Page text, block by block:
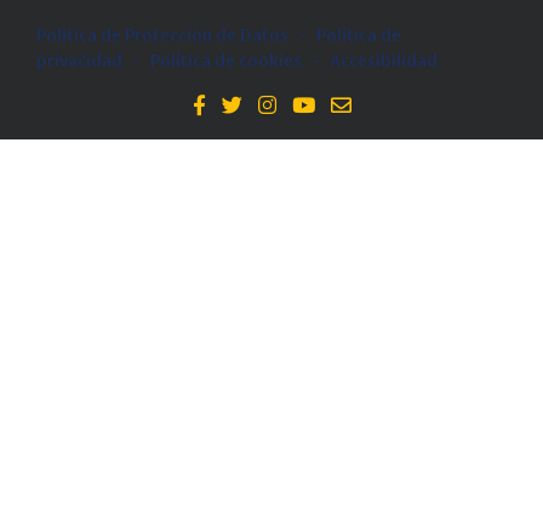
Política de Protección de Datos -
Politica de
privacidad
- Política de cookies - Accesibilidad